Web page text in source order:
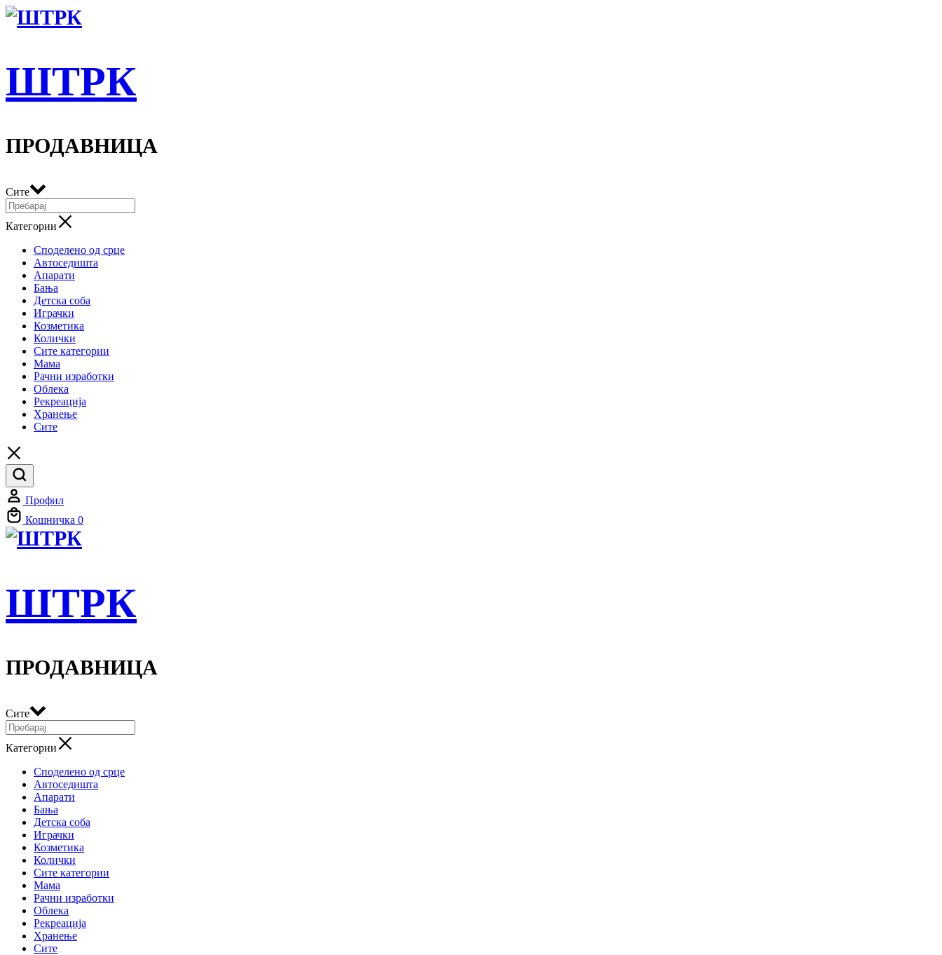
ШТРК
ПРОДАВНИЦА
Сите
Категории
Споделено од срце
Автоседишта
Апарати
Бања
Детска соба
Играчки
Козметика
Колички
Сите категории
Мама
Рачни изработки
Облека
Рекреација
Хранење
Сите
Профил
Кошничка 0
ШТРК
ПРОДАВНИЦА
Сите
Категории
Споделено од срце
Автоседишта
Апарати
Бања
Детска соба
Играчки
Козметика
Колички
Сите категории
Мама
Рачни изработки
Облека
Рекреација
Хранење
Сите